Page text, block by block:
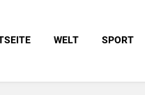
WELT SPORT